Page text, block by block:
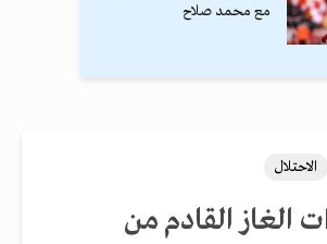
مع محمد صلاح
الاحتلال
الغاز القادم من